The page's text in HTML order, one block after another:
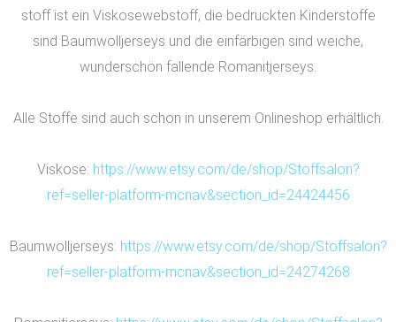
stoff ist ein Viskosewebstoff, die bedruckten Kinderstoffe
sind Baumwolljerseys und die einfärbigen sind weiche,
wunderschön fallende Romanitjerseys.
Alle Stoffe sind auch schon in unserem Onlineshop erhältlich.
Viskose: https://www.etsy.com/de/shop/Stoffsalon?
ref=seller-platform-mcnav&section_id=24424456
Baumwolljerseys: https://www.etsy.com/de/shop/Stoffsalon?
ref=seller-platform-mcnav&section_id=24274268